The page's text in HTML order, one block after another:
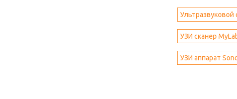
Ультразвуковой
УЗИ сканер
УЗИ аппарат